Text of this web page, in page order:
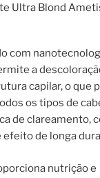
Ultra Blond
com
a
capilar, o que
os tipos de
de clareamento,
de longa
nutrição e